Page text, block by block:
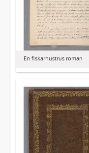
En fiskarhustrus roman